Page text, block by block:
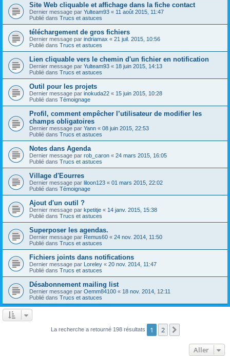
Site Web cliquable et affichage dans la fiche contact
Dernier message par Yulteam93 « 11 août 2015, 11:47
Publié dans Trucs et astuces
téléchargement de gros fichiers
Dernier message par indriamax « 21 juil. 2015, 10:56
Publié dans Trucs et astuces
Lien cliquable vers le chemin d'un fichier en notification
Dernier message par Yulteam93 « 18 juin 2015, 14:13
Publié dans Trucs et astuces
Outil pour les projets
Dernier message par inokuda22 « 15 juin 2015, 10:28
Publié dans Témoignage
Profil, comment empêcher l’utilisateur de modifier les
champs obligatoires
Dernier message par Yann « 08 juin 2015, 22:53
Publié dans Trucs et astuces
Notes dans Agenda
Dernier message par rob_caron « 24 mars 2015, 16:05
Publié dans Trucs et astuces
Village d'Eourres
Dernier message par liloon123 « 01 mars 2015, 22:02
Publié dans Témoignage
Ajout d'un outil ?
Dernier message par kpetitje « 14 janv. 2015, 15:38
Publié dans Trucs et astuces
Superposer les agendas.
Dernier message par Remus60 « 24 nov. 2014, 11:50
Publié dans Trucs et astuces
Fichiers joints dans notifications
Dernier message par Loreley « 20 nov. 2014, 11:47
Publié dans Trucs et astuces
Désabonnement mailing list
Dernier message par Oemm84100 « 18 nov. 2014, 12:11
Publié dans Trucs et astuces
La recherche a retourné 198 résultats 1 2
Aller